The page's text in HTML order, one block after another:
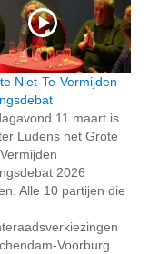
Niet-Te-Vermijden
11 maart is
Ludens het Grote
2026
Alle 10 partijen die
Voorburg